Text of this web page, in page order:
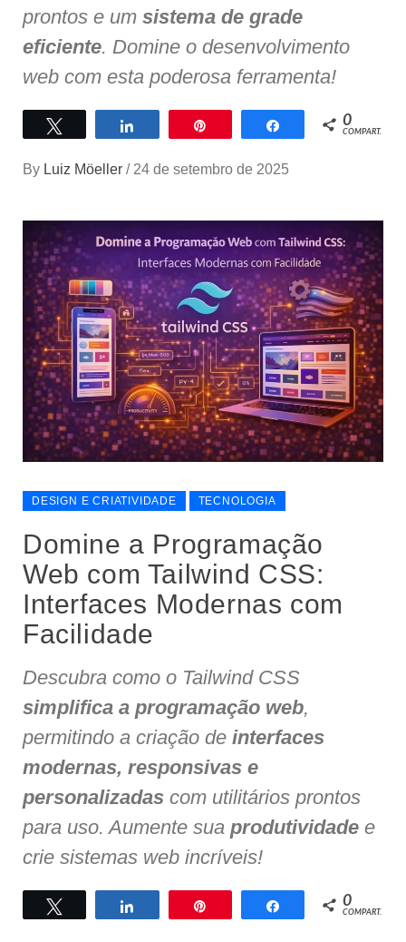
prontos e um sistema de grade
eficiente. Domine o desenvolvimento
web com esta poderosa ferramenta!
Compartilhar Compartilhar
0
COMPART.
By Luiz Möeller / 24 de setembro de 2025
DESIGN E CRIATIVIDADE TECNOLOGIA
Domine a Programação
Web com Tailwind CSS:
Interfaces Modernas com
Facilidade
Descubra como o Tailwind CSS
simplifica a programação web,
permitindo a criação de interfaces
modernas, responsivas e
personalizadas com utilitários prontos
para uso. Aumente sua produtividade e
crie sistemas web incríveis!
Compartilhar Compartilhar
0
COMPART.